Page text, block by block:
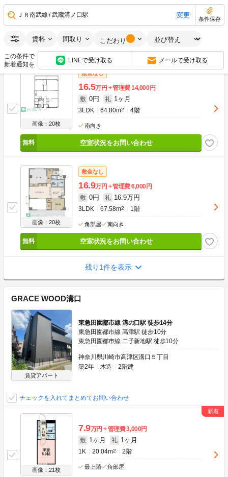
ＪＲ南武線 武蔵溝ノ口駅 変更
条件保存
賃料 間取り こだわり
この条件で
新着通知を
LINEで受け取る メールで受け取る
画像：20枚
3LDK
南向き
空室状況をお問い合わせ
画像：20枚
敷金なし
16.5万円 管理費14,000円
敷 0円 礼 1ヶ月
3LDK 64.80m2 4階
南向き
空室状況をお問い合わせ
画像：20枚
敷金なし
16.9万円 管理費6,000円
敷 0円 礼 16.9万円
3LDK 67.58m2 1階
角部屋 南向き
空室状況をお問い合わせ
残り1件を表示
GRACE WOOD溝口
賃貸アパート
東急田園都市線 溝の口駅 徒歩14分
東急田園都市線 高津駅 徒歩10分
東急田園都市線 二子新地駅 徒歩10分
神奈川県川崎市高津区溝口５丁目
築2年
木造 2階建
チェックを入れてまとめてお問い合わせ
画像：21枚
7.9万円 管理費3,000円
敷 1ヶ月 礼 1ヶ月
1K 20.04m2 2階
最上階 角部屋